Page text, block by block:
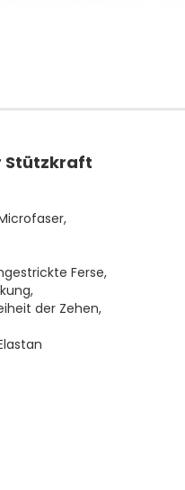
Stützkraft
Ferse,
der Zehen,